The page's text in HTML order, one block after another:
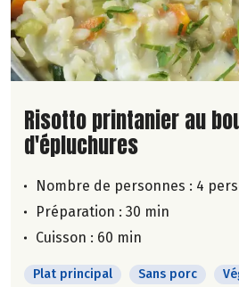
Lire la suite de la
Risotto printanier au
d'épluchures
Nombre de personnes : 4
Préparation : 30 min
Cuisson : 60 min
Plat principal Sans porc